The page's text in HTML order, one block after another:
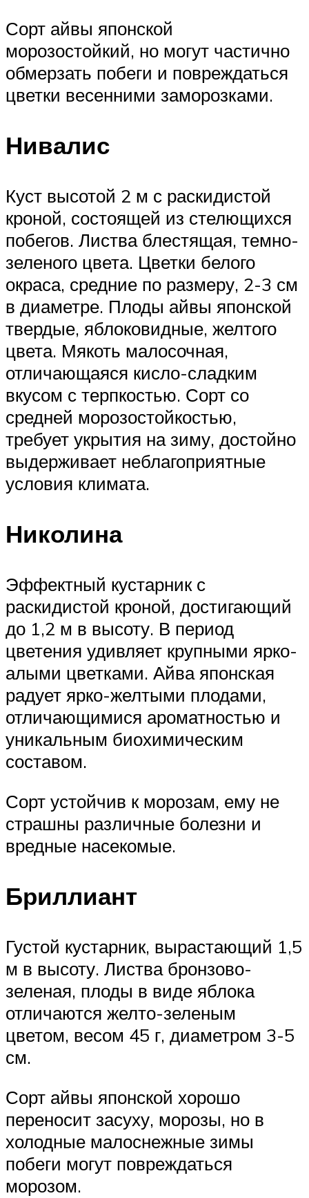
Сорт айвы японской
морозостойкий, но могут частично
обмерзать побеги и повреждаться
цветки весенними заморозками.
Нивалис
Куст высотой 2 м с раскидистой
кроной, состоящей из стелющихся
побегов. Листва блестящая, темно-
зеленого цвета. Цветки белого
окраса, средние по размеру, 2-3 см
в диаметре. Плоды айвы японской
твердые, яблоковидные, желтого
цвета. Мякоть малосочная,
отличающаяся кисло-сладким
вкусом с терпкостью. Сорт со
средней морозостойкостью,
требует укрытия на зиму, достойно
выдерживает неблагоприятные
условия климата.
Николина
Эффектный кустарник с
раскидистой кроной, достигающий
до 1,2 м в высоту. В период
цветения удивляет крупными ярко-
алыми цветками. Айва японская
радует ярко-желтыми плодами,
отличающимися ароматностью и
уникальным биохимическим
составом.
Сорт устойчив к морозам, ему не
страшны различные болезни и
вредные насекомые.
Бриллиант
Густой кустарник, вырастающий 1,5
м в высоту. Листва бронзово-
зеленая, плоды в виде яблока
отличаются желто-зеленым
цветом, весом 45 г, диаметром 3-5
см.
Сорт айвы японской хорошо
переносит засуху, морозы, но в
холодные малоснежные зимы
побеги могут повреждаться
морозом.